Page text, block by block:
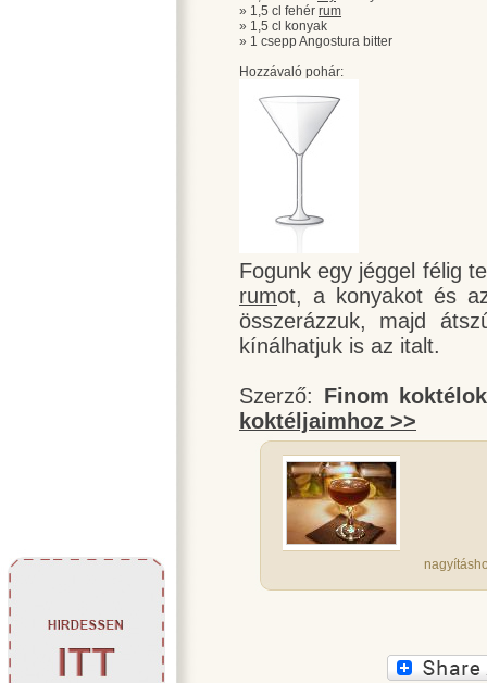
» 1,5 cl fehér rum
» 1,5 cl konyak
» 1 csepp Angostura bitter
Hozzávaló pohár:
Fogunk egy jéggel félig
rumot, a konyakot és
összerázzuk, majd
kínálhatjuk is az italt.
Szerző: Finom koktélok
koktéljaimhoz >>